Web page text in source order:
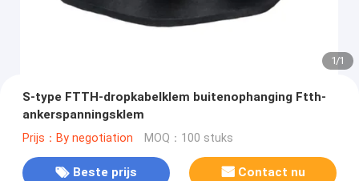
1/1
S-type FTTH-dropkabelklem buitenophanging Ftth-
ankerspanningsklem
Prijs：By negotiation MOQ：100 stuks
Beste prijs Contact nu